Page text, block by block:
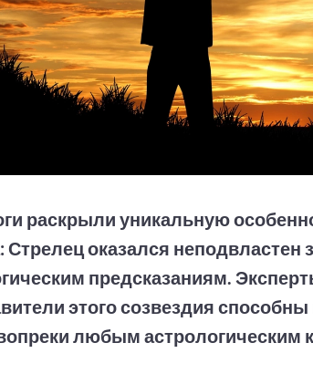
раскрыли уникальную
Стрелец оказался неподвластен
предсказаниям.
этого созвездия
любым астрологическим